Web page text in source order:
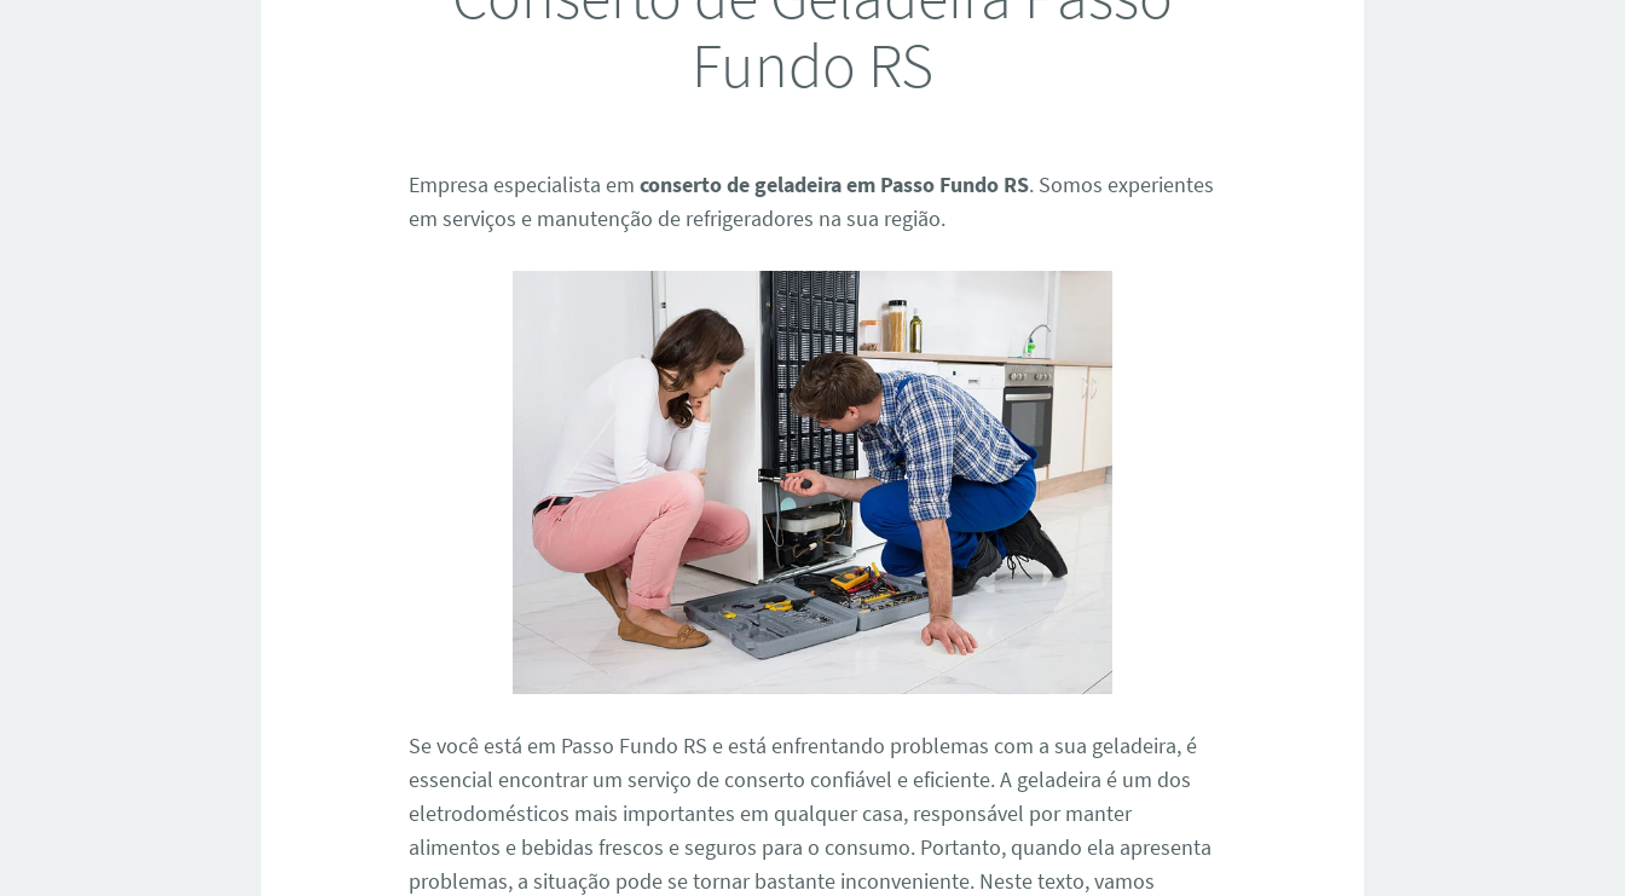
Fundo RS
Empresa especialista emconserto de geladeira em Passo Fundo RS. Somos experientes
em serviços e manutenção de refrigeradores na sua região.
Se você está em Passo Fundo RS e está enfrentando problemas com a sua geladeira, é
essencial encontrar um serviço de conserto confiável e eficiente. A geladeira é um dos
eletrodomésticos mais importantes em qualquer casa, responsável por manter
alimentos e bebidas frescos e seguros para o consumo. Portanto, quando ela apresenta
problemas, a situação pode se tornar bastante inconveniente. Neste texto, vamos